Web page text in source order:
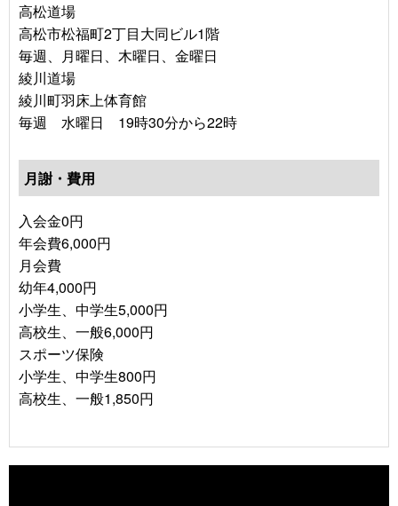
高松道場
高松市松福町2丁目大同ビル1階
毎週、月曜日、木曜日、金曜日
綾川道場
綾川町羽床上体育館
毎週 水曜日 19時30分から22時
月謝・費用
入会金0円
年会費6,000円
月会費
幼年4,000円
小学生、中学生5,000円
高校生、一般6,000円
スポーツ保険
小学生、中学生800円
高校生、一般1,850円